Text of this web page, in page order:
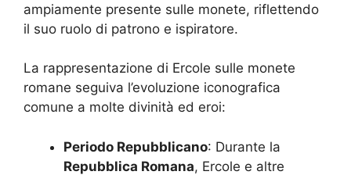
ampiamente presente sulle monete, riflettendo
il suo ruolo di patrono e ispiratore.
La rappresentazione di Ercole sulle monete
romane seguiva l’evoluzione iconografica
comune a molte divinità ed eroi:
Periodo Repubblicano: Durante la
Repubblica Romana, Ercole e altre